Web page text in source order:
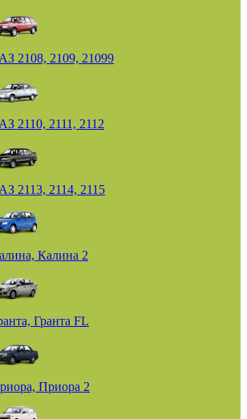
2108, 2109, 21099
2110, 2111, 2112
2113, 2114, 2115
Калина 2
Гранта FL
Приора 2